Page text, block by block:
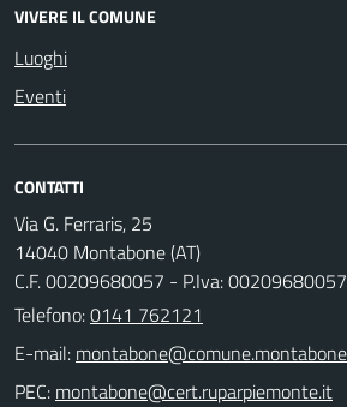
VIVERE IL COMUNE
Luoghi
Eventi
CONTATTI
Via G. Ferraris, 25
14040 Montabone (AT)
C.F. 00209680057 - P.Iva: 00209680057
Telefono:0141 762121
E-mail:
PEC: